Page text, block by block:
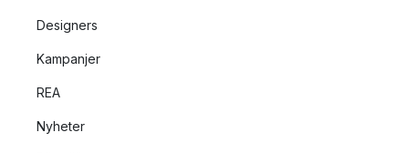
Designers
Kampanjer
REA
Nyheter